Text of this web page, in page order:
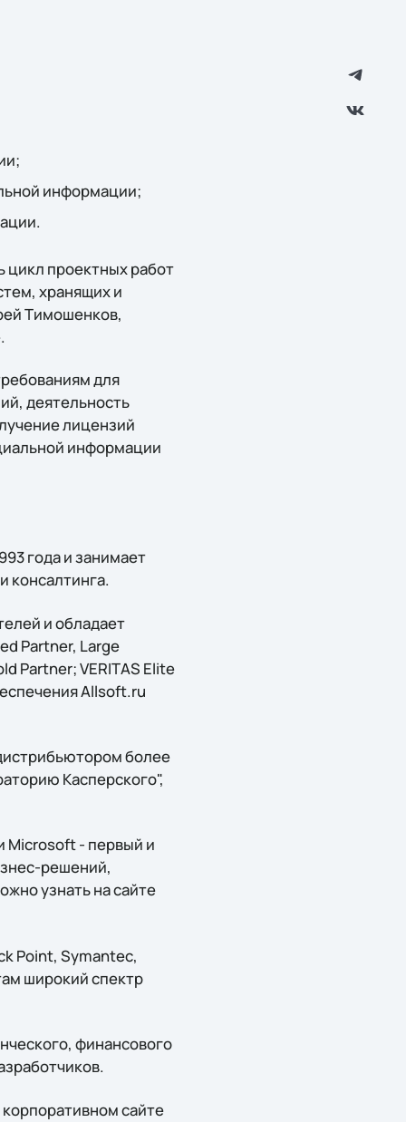
информации;
цикл проектных работ
хранящих и
Тимошенков,
для
деятельность
лицензий
информации
года и занимает
консалтинга.
и обладает
Partner, Large
Partner; VERITAS Elite
Allsoft.ru
более
Касперского",
Microsoft - первый и
решений,
узнать на сайте
Point, Symantec,
широкий спектр
финансового
сайте